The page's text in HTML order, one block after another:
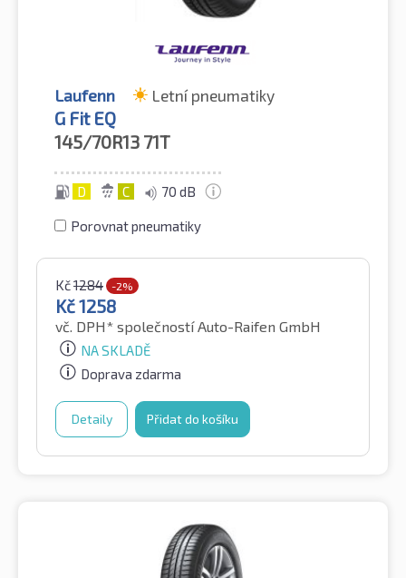
Laufenn Letní pneumatiky
G Fit EQ
145/70R13 71T
D C 70 dB
Porovnat pneumatiky
Kč1284 -2%
Kč1258
vč. DPH* společností Auto-Raifen GmbH
NA SKLADĚ
Doprava zdarma
Detaily Přidat do košíku